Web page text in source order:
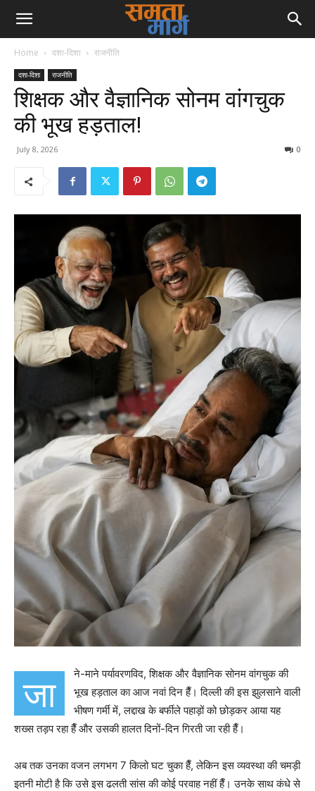
Home दशा-दिशा राजनीति
दशा-दिशा राजनीति
शिक्षक और वैज्ञानिक सोनम वांगचुक
की भूख हड़ताल!
July 8, 2026 0
जा
ने-माने पर्यावरणविद, शिक्षक और वैज्ञानिक सोनम वांगचुक की
भूख हड़ताल का आज नवां दिन हैँ। दिल्ली की इस झुलसाने वाली
भीषण गर्मी में, लद्दाख के बर्फीले पहाड़ों को छोड़कर आया यह
शख्स तड़प रहा हैँ और उसकी हालत दिनों-दिन गिरती जा रही हैँ।
अब तक उनका वजन लगभग 7 किलो घट चुका हैँ, लेकिन इस व्यवस्था की चमड़ी
इतनी मोटी है कि उसे इस ढलती सांस की कोई परवाह नहीं हैँ। उनके साथ कंधे से